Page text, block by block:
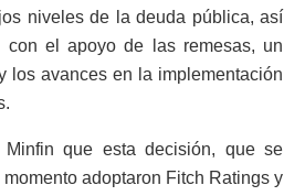
niveles de la deuda pública, así
con el apoyo de las remesas, un
los avances en la implementación
que esta decisión, que se
adoptaron Fitch Ratings y